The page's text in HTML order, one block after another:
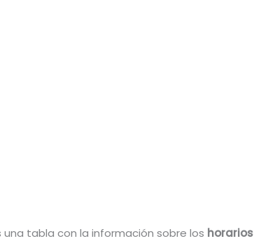
tabla con la información sobre los horarios